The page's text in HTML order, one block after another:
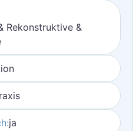
Rekonstruktive &
ja